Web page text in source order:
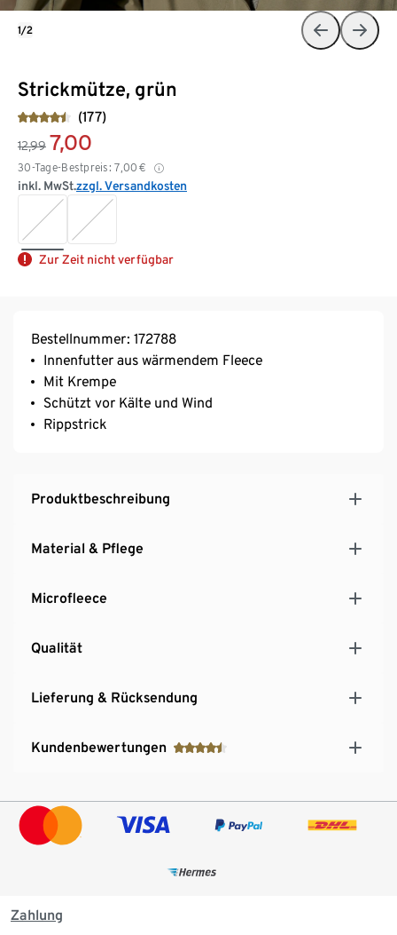
Strickmütze, grün
(177)
12,99 7,00
30-Tage-Bestpreis: 7,00 €
inkl. MwSt.zzgl. Versandkosten
Zur Zeit nicht verfügbar
1/2
Bestellnummer: 172788
Innenfutter aus wärmendem Fleece
Mit Krempe
Schützt vor Kälte und Wind
Rippstrick
Produktbeschreibung
Material & Pflege
Microfleece
Qualität
Lieferung & Rücksendung
Kundenbewertungen
Zahlung